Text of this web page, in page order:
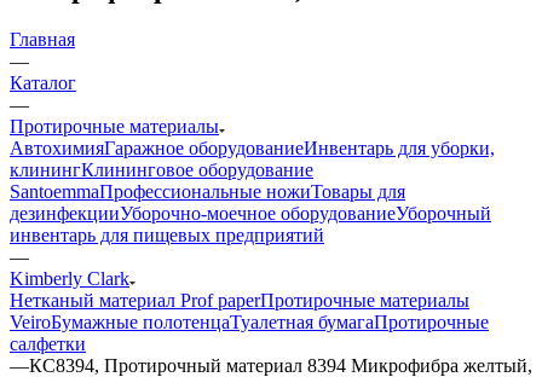
Главная
—
Каталог
—
Протирочные материалы
АвтохимияГаражное оборудованиеИнвентарь для уборки,
клинингКлининговое оборудование
SantoemmaПрофессиональные ножиТовары для
дезинфекцииУборочно-моечное оборудованиеУборочный
инвентарь для пищевых предприятий
—
Kimberly Clark
Нетканый материал Prof paperПротирочные материалы
VeiroБумажные полотенцаТуалетная бумагаПротирочные
салфетки
—КС8394, Протирочный материал 8394 Микрофибра желтый,